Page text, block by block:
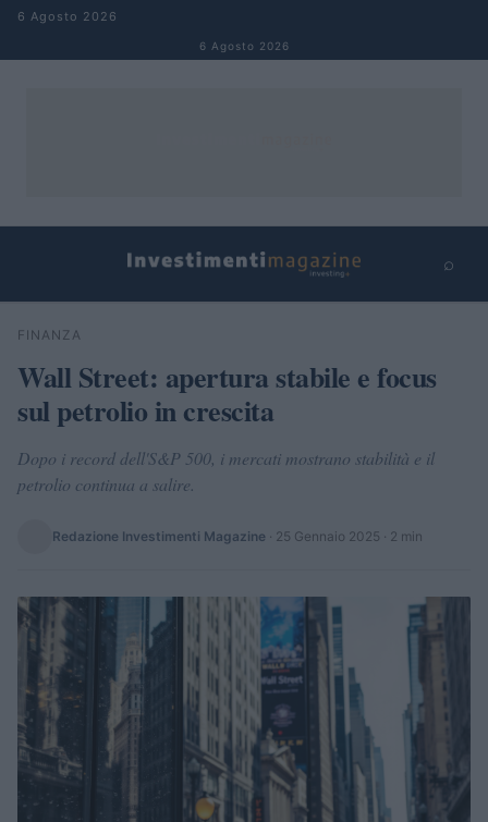
Salta al contenuto
6 Agosto 2026
6 Agosto 2026
⌕
Cerca
FINANZA
Wall Street: apertura stabile e focus
sul petrolio in crescita
Dopo i record dell'S&P 500, i mercati mostrano stabilità e il
petrolio continua a salire.
Redazione Investimenti Magazine · 25 Gennaio 2025 · 2 min